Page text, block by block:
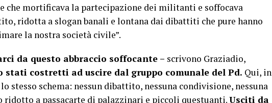
che mortificava la partecipazione dei militanti e soffocava
ridotta a slogan banali e lontana dai dibattiti che pure hanno
la nostra società civile”.
da questo abbraccio soffocante – scrivono Graziadio,
stati costretti ad uscire dal gruppo comunale del Pd. Qui, in
stesso schema: nessun dibattito, nessuna condivisione, nessuna
a passacarte di palazzinari e piccoli questuanti.Usciti da